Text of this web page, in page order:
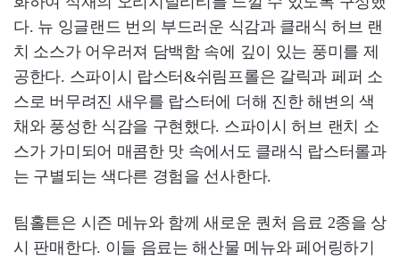
다. 뉴 잉글랜드 번의 부드러운 식감과 클래식 허브 랜
치 소스가 어우러져 담백함 속에 깊이 있는 풍미를 제
공한다. 스파이시 랍스터&쉬림프롤은 갈릭과 페퍼 소
스로 버무려진 새우를 랍스터에 더해 진한 해변의 색
채와 풍성한 식감을 구현했다. 스파이시 허브 랜치 소
스가 가미되어 매콤한 맛 속에서도 클래식 랍스터롤과
는 구별되는 색다른 경험을 선사한다.
팀홀튼은 시즌 메뉴와 함께 새로운 퀀처 음료 2종을 상
시 판매한다. 이들 음료는 해산물 메뉴와 페어링하기